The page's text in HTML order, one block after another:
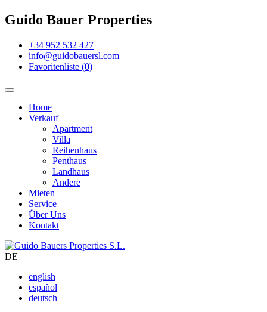
Guido Bauer Properties
+34 952 532 427
info@guidobauersl.com
Favoritenliste (0)
Home
Verkauf
Apartment
Villa
Reihenhaus
Penthaus
Landhaus
Andere
Mieten
Service
Über Uns
Kontakt
DE
english
español
deutsch